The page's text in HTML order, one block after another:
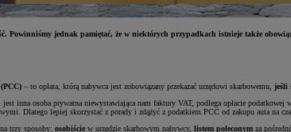
Powinniśmy jednak pamiętać, że w niektórych przypadkach istnieje także
– to opłata, którą nabywca jest zobowiązany przekazać urzędowi skarbowemu, jeśli
jest inna osoba prywatna niewystawiająca nam faktury VAT, podlega opłacie
Dlatego lepiej skorzystać z porady i zdążyć z podatkiem PCC od zakupu auta na
trzy sposoby: osobiście w urzędzie skarbowym nabywcy, listem poleconym za